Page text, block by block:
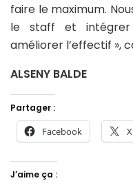
faire le maximum.
le staff et intégrer
améliorer l’effectif »,
ALSENY BALDE
Partager :
Facebook X
J’aime ça :